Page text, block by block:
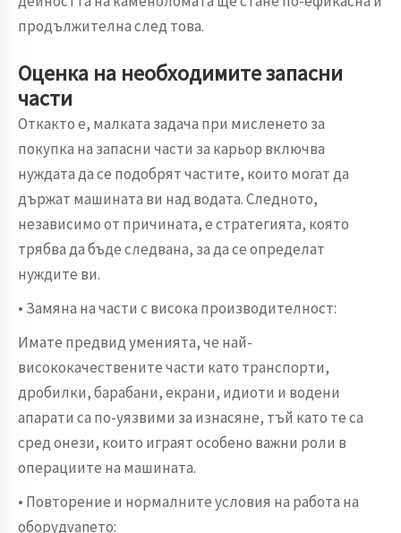
продължителна след това.
Оценка на необходимите запасни
части
Откакто е, малката задача при мисленето за
покупка на запасни части за карьор включва
нуждата да се подобрят частите, които могат да
държат машината ви над водата. Следното,
независимо от причината, е стратегията, която
трябва да бъде следвана, за да се определат
нуждите ви.
• Замяна на части с висока производителност:
Имате предвид уменията, че най-
висококачествените части като транспорти,
дробилки, барабани, екрани, идиоти и водени
апарати са по-уязвими за изнасяне, тъй като те са
сред онези, които играят особено важни роли в
операциите на машината.
• Повторение и нормалните условия на работа на
оборудvanето: